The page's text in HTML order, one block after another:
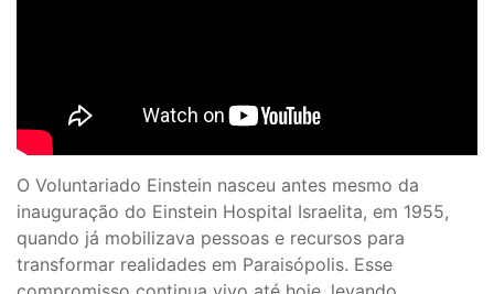
O Voluntariado Einstein nasceu antes mesmo da
inauguração do Einstein Hospital Israelita, em 1955,
quando já mobilizava pessoas e recursos para
transformar realidades em Paraisópolis. Esse